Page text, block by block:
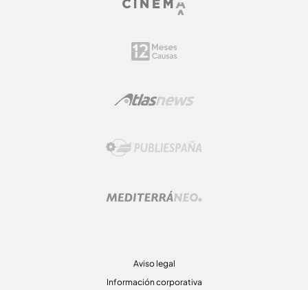
Aviso legal
Información corporativa